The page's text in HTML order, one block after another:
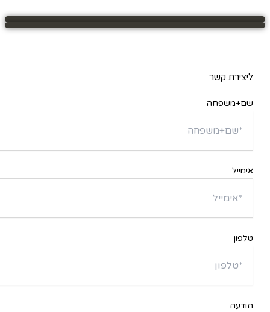
ליצירת קשר
שם+משפחה
אימייל
טלפון
הודעה